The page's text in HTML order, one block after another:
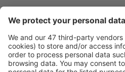
Caută rapid şi uşor
Ofertă adaptată